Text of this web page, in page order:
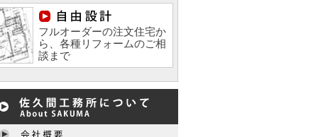
フルオーダーの注文住宅か
ら、各種リフォームのご相
談まで